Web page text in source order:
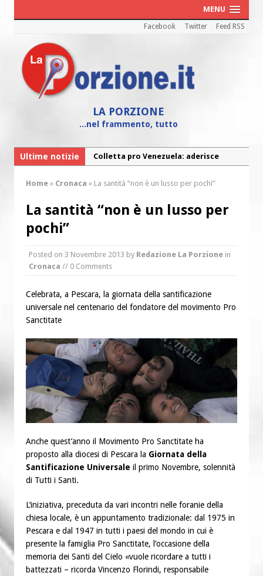
MENU
Facebook Twitter Feed RSS
LA PORZIONE
...nel frammento, tutto
Ultime notizie
Colletta pro Venezuela: aderisce
Fine vita: la Chiesa Cattolica inglese si
mobilita contro il suicidio assistito
Torna la festa di Sant’Andrea:
“Chiediamogli di legarci al bene”
è buono, giusto e santo per la nostra
Home » Cronaca » La santità “non è un lusso per pochi”
La santità “non è un lusso per
pochi”
Posted on 3 Novembre 2013 by Redazione La Porzione in
Cronaca // 0 Comments
Celebrata, a Pescara, la giornata della santificazione
universale nel centenario del fondatore del movimento Pro
Sanctitate
Anche quest’anno il Movimento Pro Sanctitate ha
proposto alla diocesi di Pescara la Giornata della
Santificazione Universale il primo Novembre, solennità
di Tutti i Santi.
L’iniziativa, preceduta da vari incontri nelle foranie della
chiesa locale, è un appuntamento tradizionale: dal 1975 in
Pescara e dal 1947 in tutti i paesi del mondo in cui è
presente la famiglia Pro Sanctitate, l’occasione della
memoria dei Santi del Cielo «vuole ricordare a tutti i
battezzati – ricorda Vincenzo Florindi, responsabile